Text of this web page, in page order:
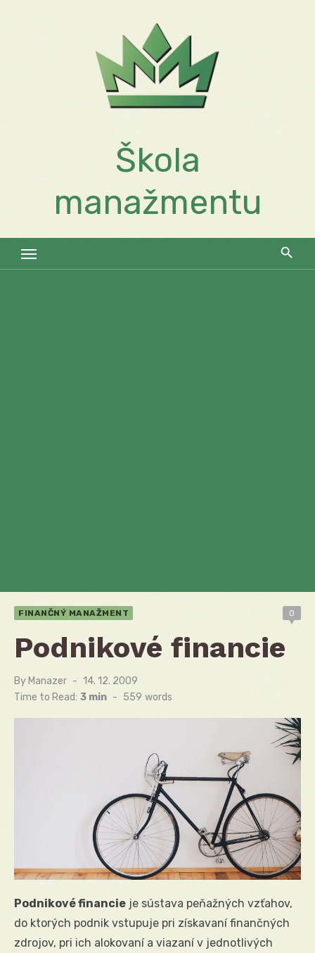
Škola
manažmentu
FINANČNÝ MANAŽMENT 0
Podnikové financie
By Manazer
Posted
on
14. 12. 2009
Time to Read: 3 min - 559 words
Podnikové financie je sústava peňažných vzťahov,
do ktorých podnik vstupuje pri získavaní finančných
zdrojov, pri ich alokovaní a viazaní v jednotlivých